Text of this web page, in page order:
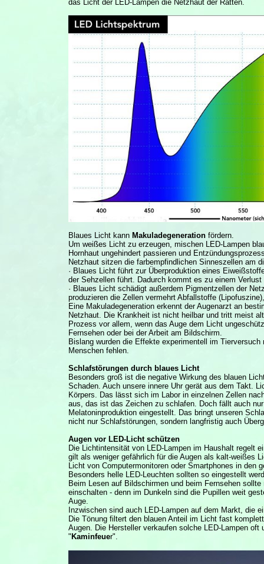
das Licht der LED-Lampen die Netzhaut der Ratten.
Blaues Licht kann Makuladegeneration fördern.
Um weißes Licht zu erzeugen, mischen LED-Lampen
Hornhaut ungehindert passieren und
Netzhaut sitzen die farbempfindlichen Sinneszellen am
· Blaues Licht führt zur Überproduktion eines
der Sehzellen führt. Dadurch kommt es zu einem
· Blaues Licht schädigt außerdem Pigmentzellen der
produzieren die Zellen vermehrt Abfallstoffe
Eine Makuladegeneration erkennt der Augenarzt an
Netzhaut. Die Krankheit ist nicht heilbar und tritt meist
Prozess vor allem, wenn das Auge dem Licht
Fernsehen oder bei der Arbeit am Bildschirm.
Bislang wurden die Effekte experimentell im
Menschen fehlen.
Schlafstörungen durch blaues Licht
Besonders groß ist die negative Wirkung des blauen
Schaden. Auch unsere innere Uhr gerät aus dem Takt.
Körpers. Das lässt sich im Labor in einzelnen Zellen
aus, das ist das Zeichen zu schlafen. Doch fällt auch
Melatoninproduktion eingestellt. Das bringt unseren
nicht nur Schlafstörungen, sondern langfristig auch
Augen vor LED-Licht schützen
Die Lichtintensität von LED-Lampen im Haushalt regelt
gilt als weniger gefährlich für die Augen als kalt-weißes
Licht von Computermonitoren oder Smartphones in den
Besonders helle LED-Leuchten sollten so eingestellt
Beim Lesen auf Bildschirmen und beim Fernsehen
einschalten - denn im Dunkeln sind die Pupillen weit
Auge.
Inzwischen sind auch LED-Lampen auf dem Markt, die
Die Tönung filtert den blauen Anteil im Licht fast
Augen. Die Hersteller verkaufen solche LED-Lampen oft
" Kaminfeuer".